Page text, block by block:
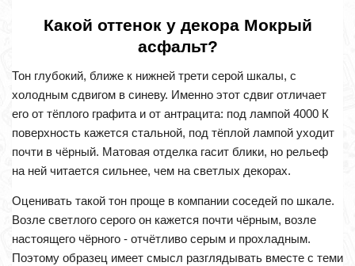
Какой оттенок у декора Мокрый
асфальт?
Тон глубокий, ближе к нижней трети серой шкалы, с
холодным сдвигом в синеву. Именно этот сдвиг отличает
его от тёплого графита и от антрацита: под лампой 4000 К
поверхность кажется стальной, под тёплой лампой уходит
почти в чёрный. Матовая отделка гасит блики, но рельеф
на ней читается сильнее, чем на светлых декорах.
Оценивать такой тон проще в компании соседей по шкале.
Возле светлого серого он кажется почти чёрным, возле
настоящего чёрного - отчётливо серым и прохладным.
Поэтому образец имеет смысл разглядывать вместе с теми